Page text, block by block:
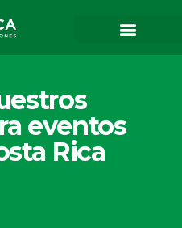
eventos
Rica